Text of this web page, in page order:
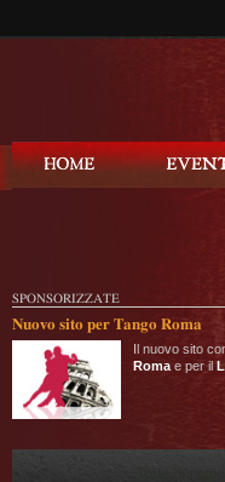
SPONSORIZZATE
Nuovo sito per Tango Roma
Il nuovo sito
Roma e per il